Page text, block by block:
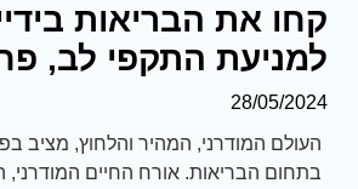
קחו את הבריאות
למניעת התקפי לב,
28/05/2024
העולם המודרני, המהיר והלחוץ, מציב
בתחום הבריאות. אורח החיים המודרני,